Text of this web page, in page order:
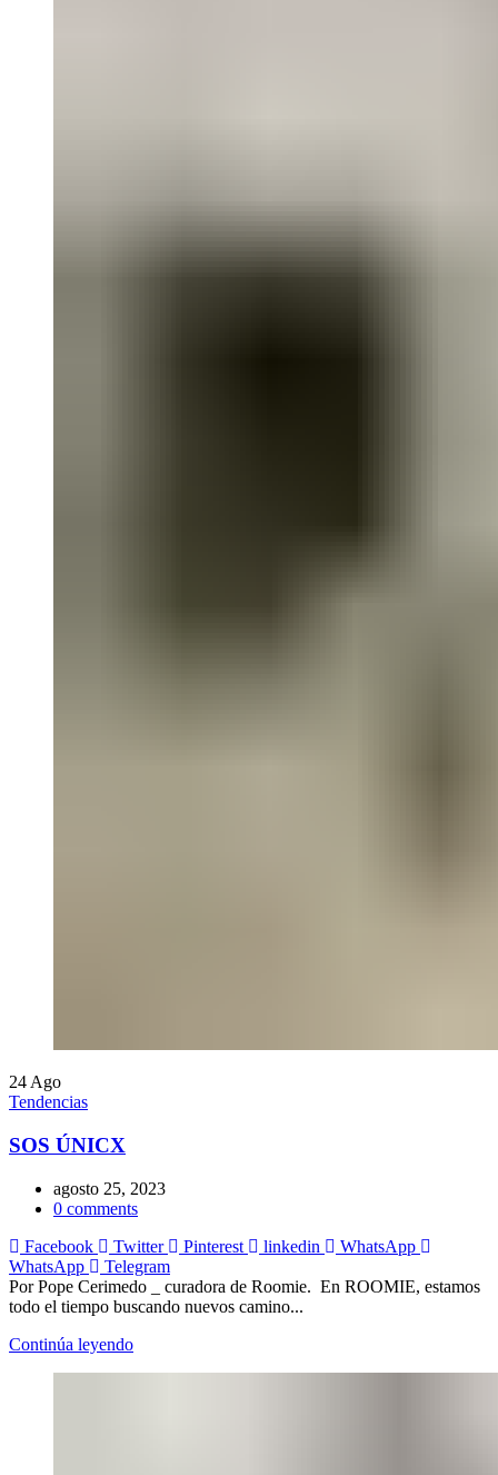
24 Ago
Tendencias
SOS ÚNICX
agosto 25, 2023
0 comments
Facebook
Twitter Pinterest linkedin
WhatsApp
WhatsApp
Telegram
Por Pope Cerimedo _ curadora de Roomie. En ROOMIE, estamos
todo el tiempo buscando nuevos camino...
Continúa leyendo